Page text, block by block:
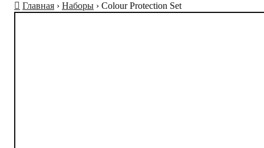
Главная › Наборы › Colour Protection Set